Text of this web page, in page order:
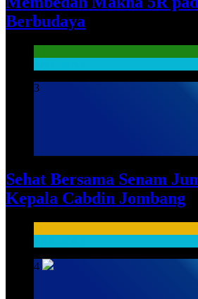
Berbudaya
3
Sehat Bersama Senam
Kepala Cabdin Jombang
4